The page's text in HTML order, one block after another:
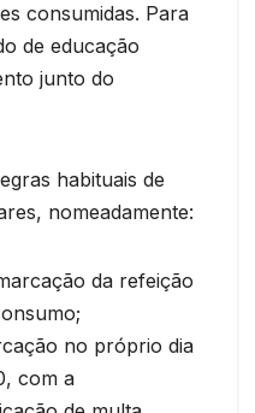
consumidas. Para
de educação
junto do
habituais de
nomeadamente:
da refeição
no próprio dia
com a